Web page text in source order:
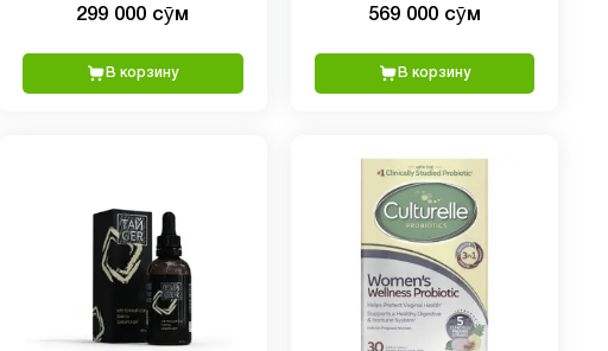
жевательные таблетки
естественное облегчение
храпа, правильное
299 000 сӯм
В корзину
569 000 сӯм
В корзину